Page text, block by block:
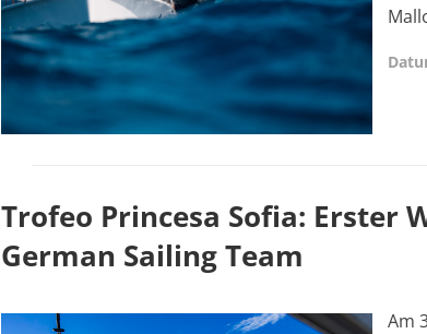
Trofeo Princesa Sofia: Erster
German Sailing Team
Am